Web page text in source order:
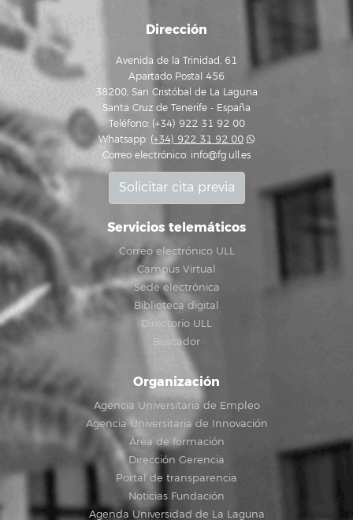
Dirección
Avenida de la Trinidad, 61
Apartado Postal 456
38200, San Cristóbal de La Laguna
Santa Cruz de Tenerife - España
Teléfono: (+34) 922 31 92 00
Whatsapp: (+34) 922 31 92 00
Correo electrónico: info@fg.ull.es
Solicitar cita previa
Servicios telemáticos
Correo electrónico ULL
Campus Virtual
Sede electrónica
Biblioteca digital
Directorio ULL
Buscador
Organización
Agencia Universitaria de Empleo
Agencia Universitaria de Innovación
Área de formación
Dirección Gerencia
Portal de transparencia
Noticias Fundación
Agenda Universidad de La Laguna